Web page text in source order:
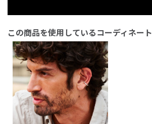
この商品を使用しているコーディネート